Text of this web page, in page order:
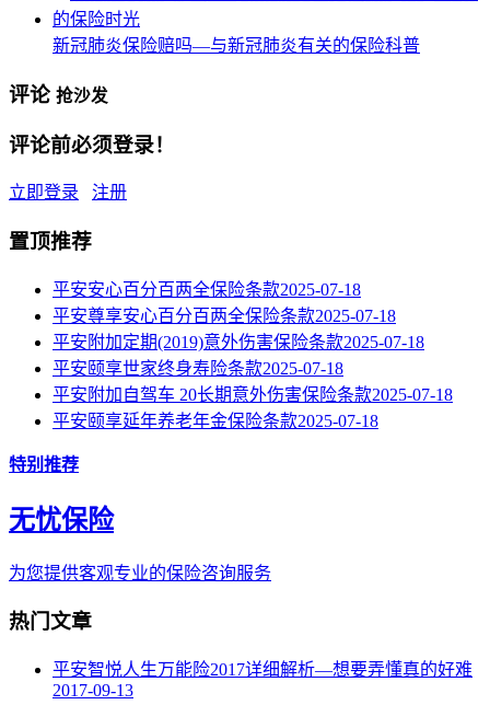
新冠肺炎保险赔吗—与新冠肺炎有关的保险科普
评论 抢沙发
评论前必须登录！
立即登录 注册
置顶推荐
平安安心百分百两全保险条款2025-07-18
平安尊享安心百分百两全保险条款2025-07-18
平安附加定期(2019)意外伤害保险条款2025-07-18
平安颐享世家终身寿险条款2025-07-18
平安附加自驾车 20长期意外伤害保险条款2025-07-18
平安颐享延年养老年金保险条款2025-07-18
特别推荐
无忧保险
为您提供客观专业的保险咨询服务
热门文章
平安智悦人生万能险2017详细解析—想要弄懂真的好难
2017-09-13